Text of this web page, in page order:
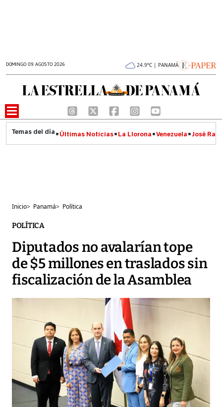
DOMINGO 09 AGOSTO 2026 24.9°C | PANAMÁ
Últimas Noticias La Llorona Venezuela José
Inicio> Panamá> Política
POLÍTICA
Diputados no avalarían tope
de $5 millones en traslados sin
fiscalización de la Asamblea